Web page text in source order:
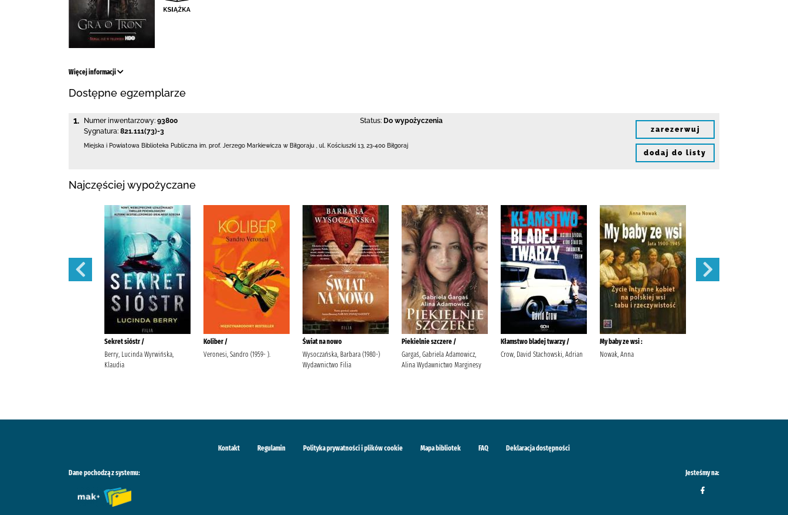
Więcej informacji
Dostępne egzemplarze
1. Numer inwentarzowy: 93800
Sygnatura: 821.111(73)-3
Status: Do wypożyczenia
Miejska i Powiatowa Biblioteka Publiczna im. prof. Jerzego Markiewicza w Biłgoraju ul. Kościuszki 13 23-400 Biłgoraj
zarezerwuj
dodaj do listy
Najczęściej wypożyczane
Sekret sióstr /
Berry, Lucinda Wyrwińska,
Klaudia
Koliber /
Veronesi, Sandro (1959- ).
Świat na nowo
Wysoczańska, Barbara (1980-)
Wydawnictwo Filia
Piekielnie szczere /
Gargaś, Gabriela Adamowicz,
Alina Wydawnictwo Marginesy
Kłamstwo bladej twarzy /
Crow, David Stachowski, Adrian
My baby ze wsi :
Nowak, Anna
Kontakt Regulamin Polityka prywatności i plików cookie Mapa bibliotek FAQ Deklaracja dostępności
Dane pochodzą z systemu: Jesteśmy na: